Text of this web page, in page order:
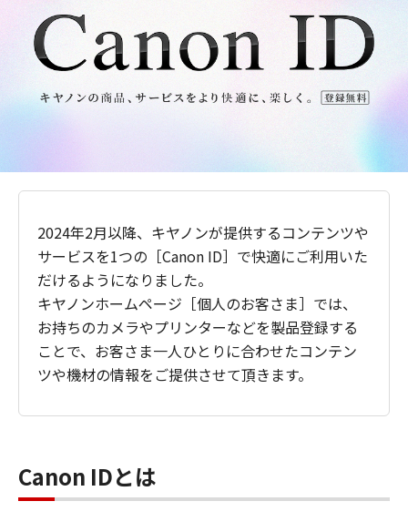
2024年2月以降、キヤノンが提供するコンテンツや
サービスを1つの［Canon ID］で快適にご利用いた
だけるようになりました。
キヤノンホームページ［個人のお客さま］では、
お持ちのカメラやプリンターなどを製品登録する
ことで、お客さま一人ひとりに合わせたコンテン
ツや機材の情報をご提供させて頂きます。
Canon IDとは